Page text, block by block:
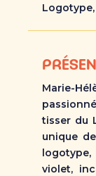
Marie-
tisser du
unique
violet,